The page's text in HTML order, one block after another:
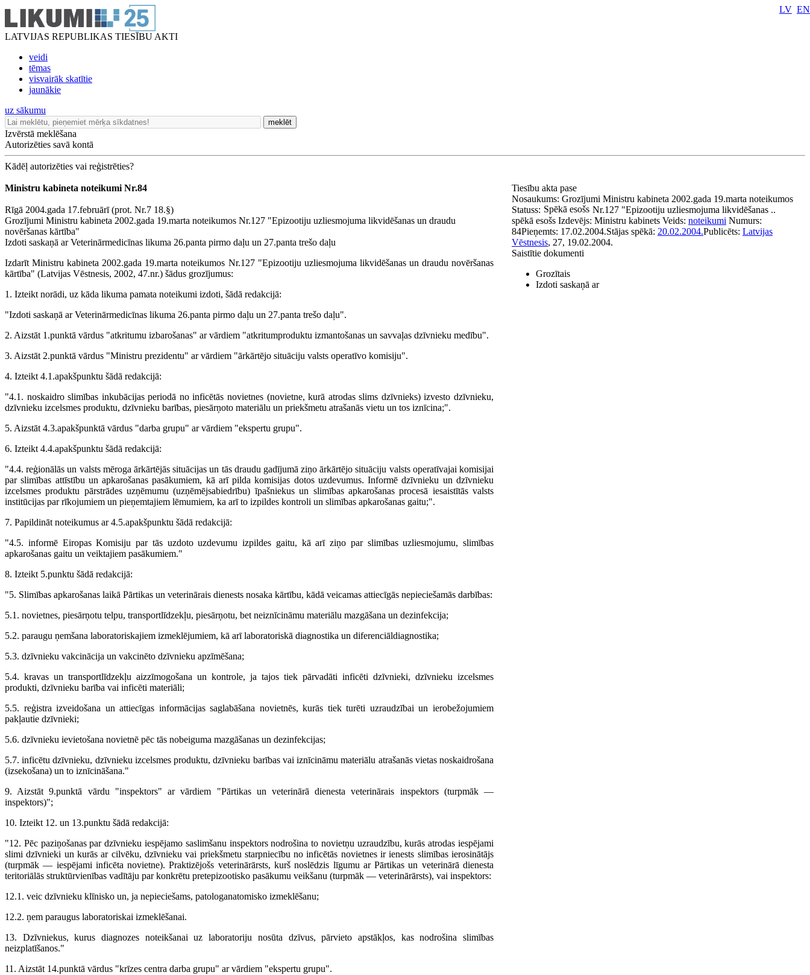
LATVIJAS REPUBLIKAS TIESĪBU AKTI
veidi
tēmas
visvairāk skatītie
jaunākie
LV EN
uz sākumu
meklēt
Izvērstā meklēšana
Autorizēties savā kontā
Kādēļ autorizēties vai reģistrēties?
Ministru kabineta noteikumi Nr.84
Rīgā 2004.gada 17.februārī (prot. Nr.7 18.§)
Grozījumi Ministru kabineta 2002.gada 19.marta noteikumos Nr.127 "Epizootiju uzliesmojuma likvidēšanas un draudu
novēršanas kārtība"
Izdoti saskaņā ar Veterinārmedicīnas likuma 26.panta pirmo daļu un 27.panta trešo daļu
Izdarīt Ministru kabineta 2002.gada 19.marta noteikumos Nr.127 "Epizootiju uzliesmojuma likvidēšanas un draudu novēršanas
kārtība" (Latvijas Vēstnesis, 2002, 47.nr.) šādus grozījumus:
1. Izteikt norādi, uz kāda likuma pamata noteikumi izdoti, šādā redakcijā:
"Izdoti saskaņā ar Veterinārmedicīnas likuma 26.panta pirmo daļu un 27.panta trešo daļu".
2. Aizstāt 1.punktā vārdus "atkritumu izbarošanas" ar vārdiem "atkritumproduktu izmantošanas un savvaļas dzīvnieku medību".
3. Aizstāt 2.punktā vārdus "Ministru prezidentu" ar vārdiem "ārkārtējo situāciju valsts operatīvo komisiju".
4. Izteikt 4.1.apakšpunktu šādā redakcijā:
"4.1. noskaidro slimības inkubācijas periodā no inficētās novietnes (novietne, kurā atrodas slims dzīvnieks) izvesto dzīvnieku,
dzīvnieku izcelsmes produktu, dzīvnieku barības, piesārņoto materiālu un priekšmetu atrašanās vietu un tos iznīcina;".
5. Aizstāt 4.3.apakšpunktā vārdus "darba grupu" ar vārdiem "ekspertu grupu".
6. Izteikt 4.4.apakšpunktu šādā redakcijā:
"4.4. reģionālās un valsts mēroga ārkārtējās situācijas un tās draudu gadījumā ziņo ārkārtējo situāciju valsts operatīvajai komisijai
par slimības attīstību un apkarošanas pasākumiem, kā arī pilda komisijas dotos uzdevumus. Informē dzīvnieku un dzīvnieku
izcelsmes produktu pārstrādes uzņēmumu (uzņēmējsabiedrību) īpašniekus un slimības apkarošanas procesā iesaistītās valsts
institūcijas par rīkojumiem un pieņemtajiem lēmumiem, ka arī to izpildes kontroli un slimības apkarošanas gaitu;".
7. Papildināt noteikumus ar 4.5.apakšpunktu šādā redakcijā:
"4.5. informē Eiropas Komisiju par tās uzdoto uzdevumu izpildes gaitu, kā arī ziņo par slimības uzliesmojumu, slimības
apkarošanas gaitu un veiktajiem pasākumiem."
8. Izteikt 5.punktu šādā redakcijā:
"5. Slimības apkarošanas laikā Pārtikas un veterinārais dienests nosaka kārtību, kādā veicamas attiecīgās nepieciešamās darbības:
5.1. novietnes, piesārņotu telpu, transportlīdzekļu, piesārņotu, bet neiznīcināmu materiālu mazgāšana un dezinfekcija;
5.2. paraugu ņemšana laboratoriskajiem izmeklējumiem, kā arī laboratoriskā diagnostika un diferenciāldiagnostika;
5.3. dzīvnieku vakcinācija un vakcinēto dzīvnieku apzīmēšana;
5.4. kravas un transportlīdzekļu aizzīmogošana un kontrole, ja tajos tiek pārvadāti inficēti dzīvnieki, dzīvnieku izcelsmes
produkti, dzīvnieku barība vai inficēti materiāli;
5.5. reģistra izveidošana un attiecīgas informācijas saglabāšana novietnēs, kurās tiek turēti uzraudzībai un ierobežojumiem
pakļautie dzīvnieki;
5.6. dzīvnieku ievietošana novietnē pēc tās nobeiguma mazgāšanas un dezinfekcijas;
5.7. inficētu dzīvnieku, dzīvnieku izcelsmes produktu, dzīvnieku barības vai iznīcināmu materiālu atrašanās vietas noskaidrošana
(izsekošana) un to iznīcināšana."
9. Aizstāt 9.punktā vārdu "inspektors" ar vārdiem "Pārtikas un veterinārā dienesta veterinārais inspektors (turpmāk —
inspektors)";
10. Izteikt 12. un 13.punktu šādā redakcijā:
"12. Pēc paziņošanas par dzīvnieku iespējamo saslimšanu inspektors nodrošina to novietņu uzraudzību, kurās atrodas iespējami
slimi dzīvnieki un kurās ar cilvēku, dzīvnieku vai priekšmetu starpniecību no inficētās novietnes ir ienests slimības ierosinātājs
(turpmāk — iespējami inficēta novietne). Praktizējošs veterinārārsts, kurš noslēdzis līgumu ar Pārtikas un veterinārā dienesta
teritoriālās struktūrvienības vadītāju par konkrētu pretepizootisko pasākumu veikšanu (turpmāk — veterinārārsts), vai inspektors:
12.1. veic dzīvnieku klīnisko un, ja nepieciešams, patologanatomisko izmeklēšanu;
12.2. ņem paraugus laboratoriskai izmeklēšanai.
13. Dzīvniekus, kurus diagnozes noteikšanai uz laboratoriju nosūta dzīvus, pārvieto apstākļos, kas nodrošina slimības
neizplatīšanos."
11. Aizstāt 14.punktā vārdus "krīzes centra darba grupu" ar vārdiem "ekspertu grupu".
Tiesību akta pase
Nosaukums: Grozījumi Ministru kabineta 2002.gada 19.marta noteikumos
Nr.127 "Epizootiju uzliesmojuma likvidēšanas ..
Statuss: Spēkā esošs
spēkā esošs Izdevējs: Ministru kabinets Veids: noteikumi Numurs:
84Pieņemts: 17.02.2004.Stājas spēkā: 20.02.2004.Publicēts: Latvijas
Vēstnesis, 27, 19.02.2004.
Saistītie dokumenti
Grozītais
Izdoti saskaņā ar